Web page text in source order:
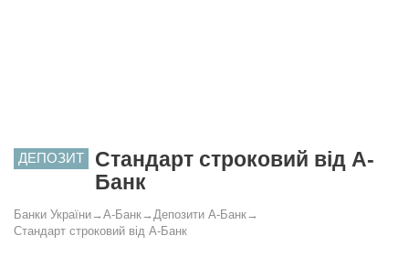
ДЕПОЗИТ
Стандарт строковий від А-
Банк
Банки України→ А-Банк→ Депозити А-Банк→
Стандарт строковий від А-Банк